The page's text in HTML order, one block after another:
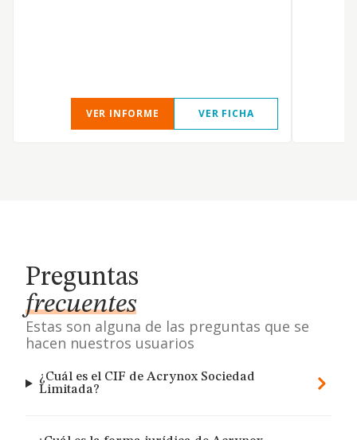
VER INFORME VER FICHA
Preguntas
frecuentes
Estas son alguna de las preguntas que se
hacen nuestros usuarios
¿Cuál es el CIF de Acrynox Sociedad
Limitada?